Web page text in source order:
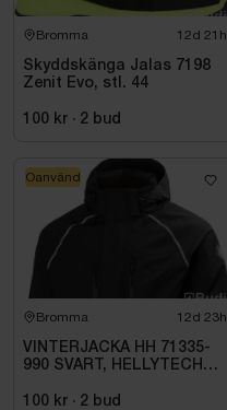
Bromma 12d 21h
Skyddskänga Jalas 7198
Zenit Evo, stl. 44
100 kr · 2 bud
Bromma 12d 23h
VINTERJACKA HH 71335-
990 SVART, HELLYTECH
100 kr · 2 bud
Oanvänd